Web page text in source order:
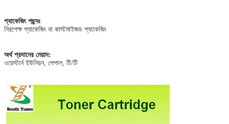
প্যাকেজিং পছন্দঃ
নিরপেক্ষ প্যাকেজিং বা কাস্টমাইজড প্যাকেজিং
অর্থ প্রদানের মেয়াদ:
ওয়েস্টার্ন ইউনিয়ন, পেপাল, টি/টি